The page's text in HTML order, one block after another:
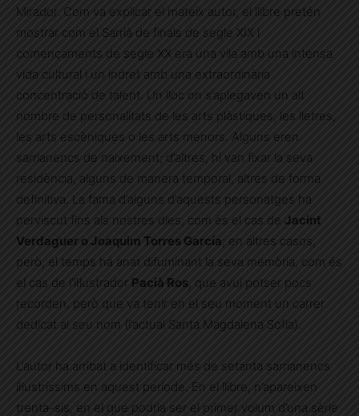
Mirador. Com va explicar el mateix autor, el llibre pretén
mostrar com el Sarrià de finals de segle XIX i
començaments de segle XX era una vila amb una intensa
vida cultural i un indret amb una extraordinària
concentració de talent. Un lloc on s’aplegaven un alt
nombre de personalitats de les arts plàstiques, les lletres,
les arts escèniques o les arts menors. Alguns eren
sarrianencs de naixement; d’altres, hi van fixar la seva
residència, alguns de manera temporal, altres de forma
definitiva. La fama d’alguns d’aquests personatges ha
perviscut fins als nostres dies, com és el cas de Jacint
Verdaguer o Joaquim Torres García; en altres casos,
però, el temps ha anat difuminant la seva memòria, com és
el cas de l’il·lustrador Pacià Ros , que avui potser pocs
recorden, però que va tenir en el seu moment un carrer
dedicat al seu nom (l’actual Santa Magdalena Sofia).
L’autor ha arribat a identificar més de setanta sarrianencs
il·lustríssims en aquest període. En el llibre, n’apareixen
trenta-sis, en el que podria ser el primer volum d’una sèrie